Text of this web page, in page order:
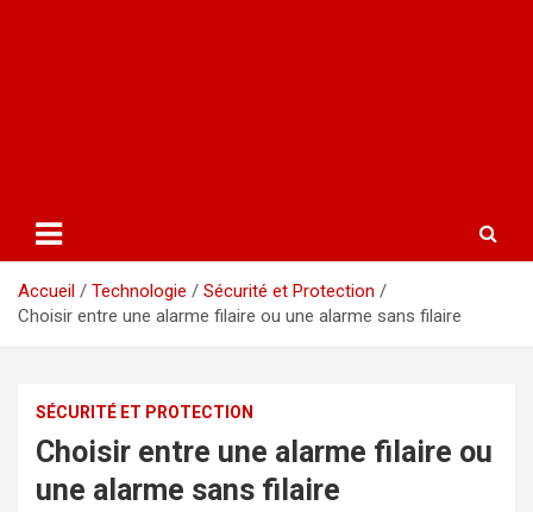
Accueil Technologie
Sécurité et Protection
Choisir entre une alarme filaire ou une alarme sans filaire
SÉCURITÉ ET PROTECTION
Choisir entre une alarme filaire ou
une alarme sans filaire